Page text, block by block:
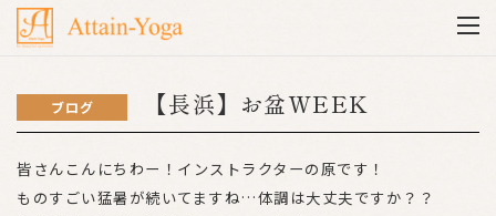
ブログ 【長浜】お盆WEEK
皆さんこんにちわー！インストラクターの原です！
ものすごい猛暑が続いてますね…体調は大丈夫ですか？？